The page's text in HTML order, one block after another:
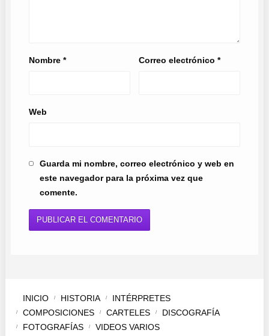
Nombre * Correo electrónico*
Web
Guarda mi nombre, correo electrónico y web en
este navegador para la próxima vez que
comente.
INICIO HISTORIA
INTÉRPRETES
COMPOSICIONES
CARTELES
DISCOGRAFÍA
FOTOGRAFÍAS
VIDEOS VARIOS